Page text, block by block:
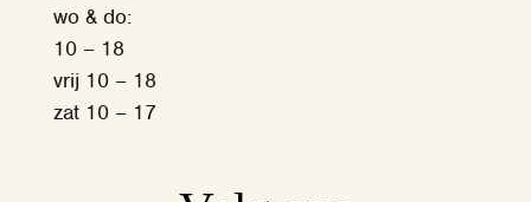
wo & do:
10 – 18
vrij 10 – 18
zat 10 – 17